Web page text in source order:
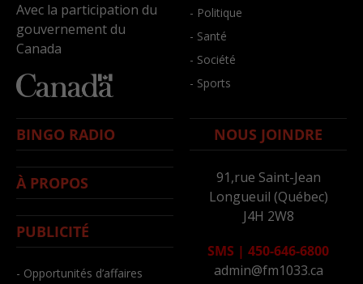
Avec la participation du
gouvernement du
Canada
- Politique
- Santé
- Société
- Sports
BINGO RADIO
À PROPOS
PUBLICITÉ
- Opportunités d’affaires
NOUS JOINDRE
91,rue Saint-Jean
Longueuil (Québec)
J4H 2W8
SMS | 450-646-6800
admin@fm1033.ca